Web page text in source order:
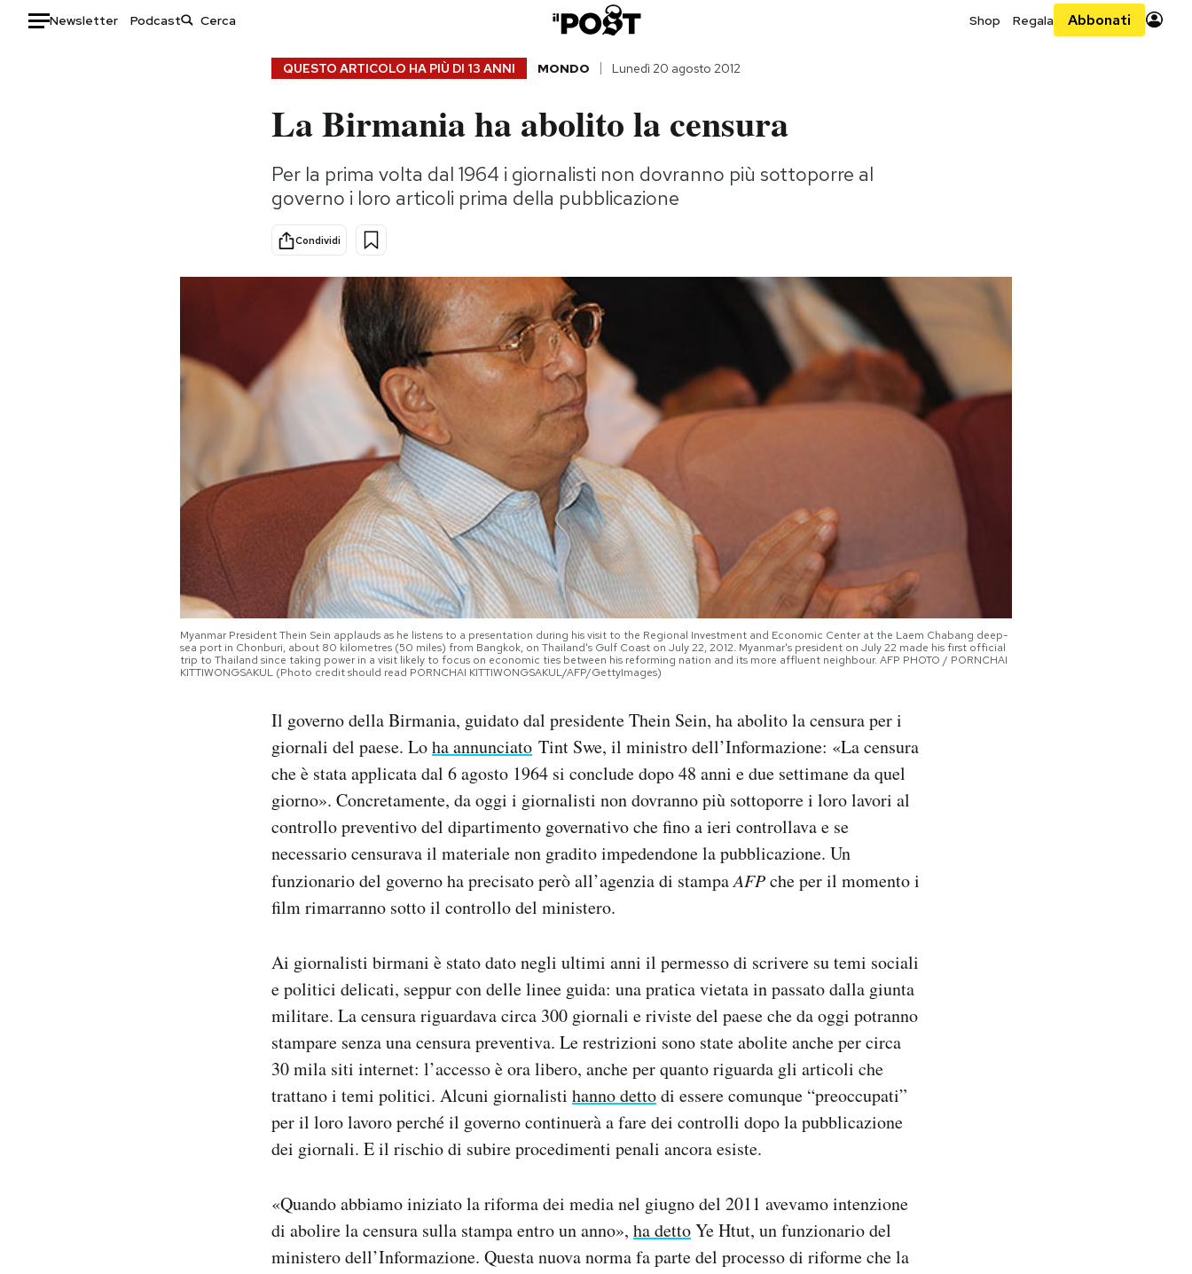
Newsletter Podcast Shop Regala Abbonati
Consumismi
Storie/Idee
Ok Boomer!
Media
Mondiali calcio 2026
QUESTO ARTICOLO HA PIÙ DI 13 ANNI MONDO Lunedì 20 agosto 2012
La Birmania ha abolito la censura
Per la prima volta dal 1964 i giornalisti non dovranno più sottoporre al
governo i loro articoli prima della pubblicazione
Condividi
Myanmar President Thein Sein applauds as he listens to a presentation during his visit to the Regional Investment and Economic Center at the Laem Chabang deep-
sea port in Chonburi, about 80 kilometres (50 miles) from Bangkok, on Thailand's Gulf Coast on July 22, 2012. Myanmar's president on July 22 made his first official
trip to Thailand since taking power in a visit likely to focus on economic ties between his reforming nation and its more affluent neighbour. AFP PHOTO / PORNCHAI
KITTIWONGSAKUL (Photo credit should read PORNCHAI KITTIWONGSAKUL/AFP/GettyImages)
Il governo della Birmania, guidato dal presidente Thein Sein, ha abolito la censura per i
giornali del paese. Loha annunciato Tint Swe, il ministro dell’Informazione: «La censura
che è stata applicata dal 6 agosto 1964 si conclude dopo 48 anni e due settimane da quel
giorno». Concretamente, da oggi i giornalisti non dovranno più sottoporre i loro lavori al
controllo preventivo del dipartimento governativo che fino a ieri controllava e se
necessario censurava il materiale non gradito impedendone la pubblicazione. Un
funzionario del governo ha precisato però all’agenzia di stampaAFPche per il momento i
film rimarranno sotto il controllo del ministero.
Ai giornalisti birmani è stato dato negli ultimi anni il permesso di scrivere su temi sociali
e politici delicati, seppur con delle linee guida: una pratica vietata in passato dalla giunta
militare. La censura riguardava circa 300 giornali e riviste del paese che da oggi potranno
stampare senza una censura preventiva. Le restrizioni sono state abolite anche per circa
30 mila siti internet: l’accesso è ora libero, anche per quanto riguarda gli articoli che
trattano i temi politici. Alcuni giornalisti hanno dettodi essere comunque “preoccupati”
per il loro lavoro perché il governo continuerà a fare dei controlli dopo la pubblicazione
dei giornali. E il rischio di subire procedimenti penali ancora esiste.
«Quando abbiamo iniziato la riforma dei media nel giugno del 2011 avevamo intenzione
di abolire la censura sulla stampa entro un anno», ha dettoYe Htut, un funzionario del
ministero dell’Informazione. Questa nuova norma fa parte del processo di riforme che la